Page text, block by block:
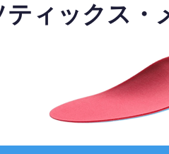
ィックス・